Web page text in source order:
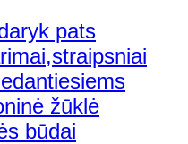
pats
žūklė
būdai